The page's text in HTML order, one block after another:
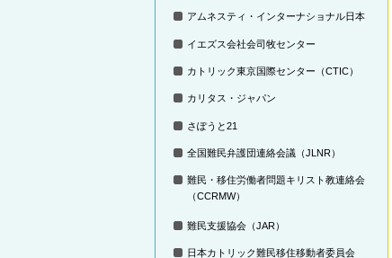
アムネスティ・インターナショナル日本
イエズス会社会司牧センター
カトリック東京国際センター（CTIC）
カリタス・ジャパン
さぽうと21
全国難民弁護団連絡会議（JLNR）
難民・移住労働者問題キリスト教連絡会
（CCRMW）
難民支援協会（JAR）
日本カトリック難民移住移動者委員会